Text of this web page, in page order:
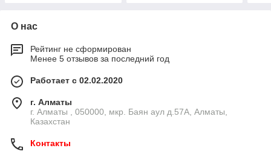
О нас
Рейтинг не сформирован
Менее 5 отзывов за последний год
Работает с 02.02.2020
г. Алматы
г. Алматы , 050000, мкр. Баян аул д.57А, Алматы,
Казахстан
Контакты